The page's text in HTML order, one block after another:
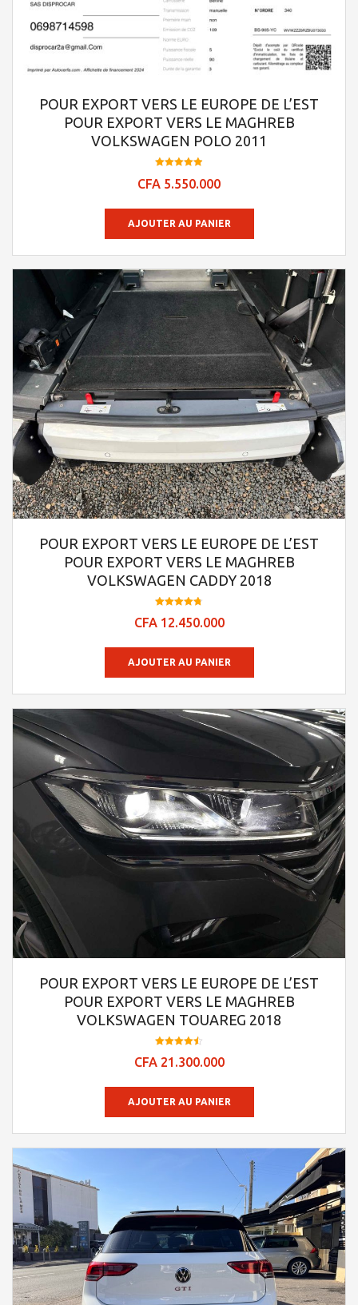
POUR EXPORT VERS LE EUROPE DE L’EST
POUR EXPORT VERS LE MAGHREB
VOLKSWAGEN POLO 2011
4.95
CFA 5.550.000
AJOUTER AU PANIER
POUR EXPORT VERS LE EUROPE DE L’EST
POUR EXPORT VERS LE MAGHREB
VOLKSWAGEN CADDY 2018
4.73
CFA12.450.000
AJOUTER AU PANIER
POUR EXPORT VERS LE EUROPE DE L’EST
POUR EXPORT VERS LE MAGHREB
VOLKSWAGEN TOUAREG 2018
4.48
CFA21.300.000
AJOUTER AU PANIER